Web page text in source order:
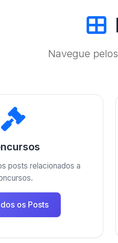
Navegue
posts relacionados a
os Posts